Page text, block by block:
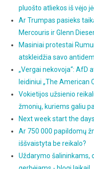
pluošto atliekos iš vėjo
Ar Trumpas pasieks
Mercouris ir Glenn
Masiniai protestai
atskleidžia savo
„Vergai nekovoja“: AfD
leidiniui „The American
Vokietijos užsienio
žmonių, kuriems galiu
Next week start the
Ar 750 000 papildomų
iššvaistyta be reikalo?
Uždarymo šalininkams,